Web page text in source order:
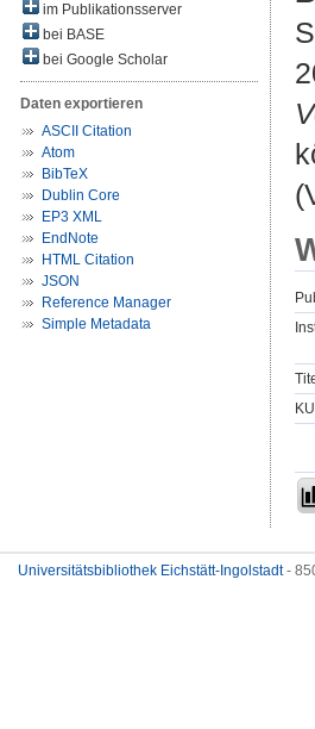
im Publikationsserver
bei BASE
bei Google Scholar
Daten exportieren
ASCII Citation
Atom
BibTeX
Dublin Core
EP3 XML
EndNote
HTML Citation
JSON
Reference Manager
Simple Metadata
Universitätsbibliothek Eichstätt-Ingolstadt-